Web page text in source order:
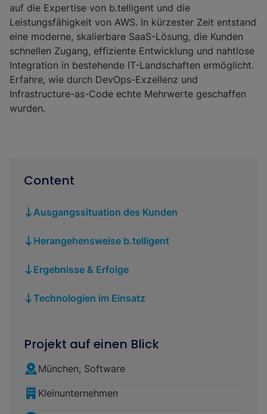
auf die Expertise von b.telligent und die
Leistungsfähigkeit von AWS. In kürzester Zeit entstand
eine moderne, skalierbare SaaS-Lösung, die Kunden
schnellen Zugang, effiziente Entwicklung und nahtlose
Integration in bestehende IT-Landschaften ermöglicht.
Erfahre, wie durch DevOps-Exzellenz und
Infrastructure-as-Code echte Mehrwerte geschaffen
wurden.
Content
Ausgangssituation des Kunden
Herangehensweise b.telligent
Ergebnisse & Erfolge
Technologien im Einsatz
Projekt auf einen Blick
München, Software
Kleinunternehmen